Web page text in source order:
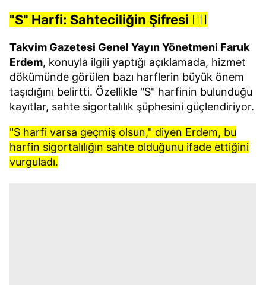
"S" Harfi: Sahteciliğin Şifresi 🕵️‍♂️
Takvim Gazetesi Genel Yayın Yönetmeni Faruk
Erdem, konuyla ilgili yaptığı açıklamada, hizmet
dökümünde görülen bazı harflerin büyük önem
taşıdığını belirtti. Özellikle "S" harfinin bulunduğu
kayıtlar, sahte sigortalılık şüphesini güçlendiriyor.
"S harfi varsa geçmiş olsun," diyen Erdem, bu
harfin sigortalılığın sahte olduğunu ifade ettiğini
vurguladı.